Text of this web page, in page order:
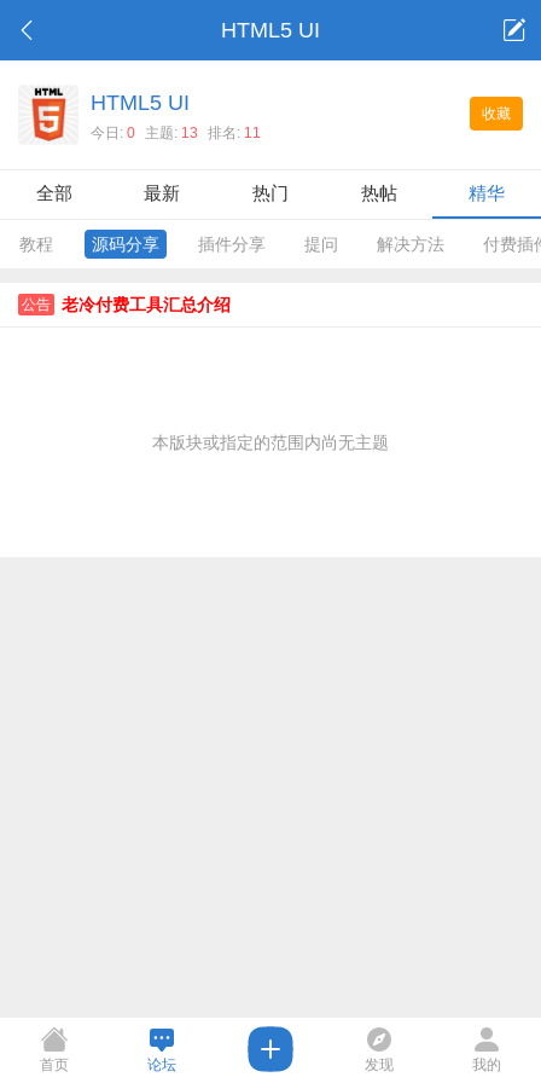
HTML5 UI
收藏
HTML5 UI
今日: 0 主题: 13 排名: 11
全部 最新 热门 热帖 精华
教程 源码分享 插件分享 提问 解决方法 付费插
公告 老冷付费工具汇总介绍
本版块或指定的范围内尚无主题
首页 论坛 发现 我的